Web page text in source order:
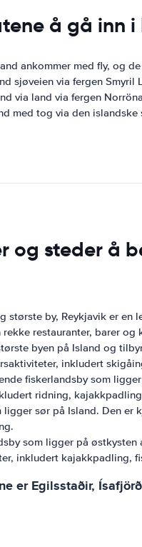
å gå inn i
ankommer med fly, og
sjøveien via fergen
via land via fergen
med tog via den
og steder å
største by, Reykjavik er
restauranter, barer
byen på Island og
inkludert
fiskerlandsby som
ridning,
sør på Island. Den er
som ligger på
inkludert kajakkpadling,
er Egilsstaðir,